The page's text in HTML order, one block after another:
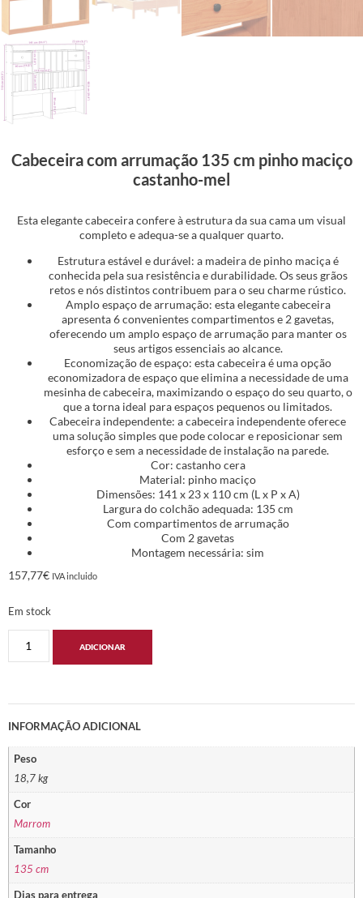
Cabeceira com arrumação 135 cm pinho maciço
castanho-mel
Esta elegante cabeceira confere à estrutura da sua cama um visual
completo e adequa-se a qualquer quarto.
Estrutura estável e durável: a madeira de pinho maciça é
conhecida pela sua resistência e durabilidade. Os seus grãos
retos e nós distintos contribuem para o seu charme rústico.
Amplo espaço de arrumação: esta elegante cabeceira
apresenta 6 convenientes compartimentos e 2 gavetas,
oferecendo um amplo espaço de arrumação para manter os
seus artigos essenciais ao alcance.
Economização de espaço: esta cabeceira é uma opção
economizadora de espaço que elimina a necessidade de uma
mesinha de cabeceira, maximizando o espaço do seu quarto, o
que a torna ideal para espaços pequenos ou limitados.
Cabeceira independente: a cabeceira independente oferece
uma solução simples que pode colocar e reposicionar sem
esforço e sem a necessidade de instalação na parede.
Cor: castanho cera
Material: pinho maciço
Dimensões: 141 x 23 x 110 cm (L x P x A)
Largura do colchão adequada: 135 cm
Com compartimentos de arrumação
Com 2 gavetas
Montagem necessária: sim
157,77€ IVA incluido
Em stock
ADICIONAR
INFORMAÇÃO ADICIONAL
Peso
18,7 kg
Cor
Marrom
Tamanho
135 cm
Dias para entrega